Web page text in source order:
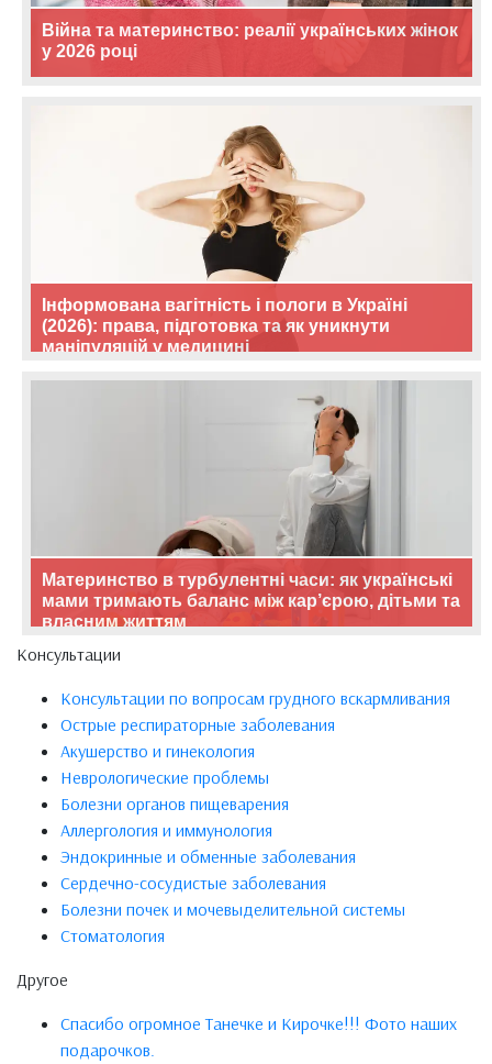
Війна та материнство: реалії українських жінок
у 2026 році
Інформована вагітність і пологи в Україні
(2026): права, підготовка та як уникнути
маніпуляцій у медицині
Материнство в турбулентні часи: як українські
мами тримають баланс між кар’єрою, дітьми та
власним життям
Консультации
Консультации по вопросам грудного вскармливания
Острые респираторные заболевания
Акушерство и гинекология
Неврологические проблемы
Болезни органов пищеварения
Аллергология и иммунология
Эндокринные и обменные заболевания
Сердечно-сосудистые заболевания
Болезни почек и мочевыделительной системы
Стоматология
Другое
Спасибо огромное Танечке и Кирочке!!! Фото наших
подарочков.